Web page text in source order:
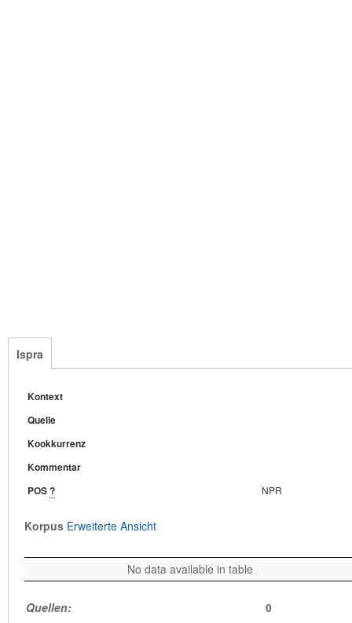
Ispra
Kontext
Quelle
Kookkurrenz
Kommentar
POS? NPR
Korpus Erweiterte Ansicht
No data available in table
Quellen: 0